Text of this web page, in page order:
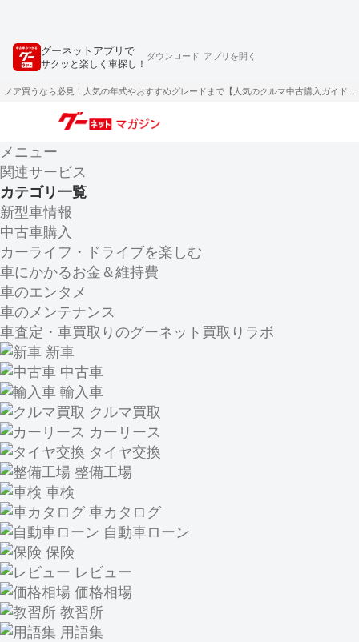
グーネットアプリで
サクッと楽しく車探し！
ダウンロード アプリを開く
ノア買うなら必見！人気の年式やおすすめグレードまで【人気のクルマ中古購入ガイド】
メニュー
関連サービス
カテゴリ一覧
新型車情報
中古車購入
カーライフ・ドライブを楽しむ
車にかかるお金＆維持費
車のエンタメ
車のメンテナンス
車査定・車買取りのグーネット買取りラボ
新車
中古車
輸入車
クルマ買取
カーリース
タイヤ交換
整備工場
車検
車カタログ
自動車ローン
保険
レビュー
価格相場
教習所
用語集